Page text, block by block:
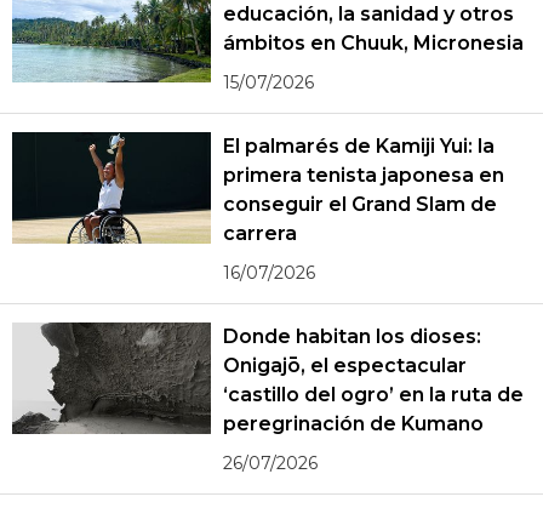
educación, la sanidad y otros
ámbitos en Chuuk, Micronesia
15/07/2026
El palmarés de Kamiji Yui: la
primera tenista japonesa en
conseguir el Grand Slam de
carrera
16/07/2026
Donde habitan los dioses:
Onigajō, el espectacular
‘castillo del ogro’ en la ruta de
peregrinación de Kumano
26/07/2026